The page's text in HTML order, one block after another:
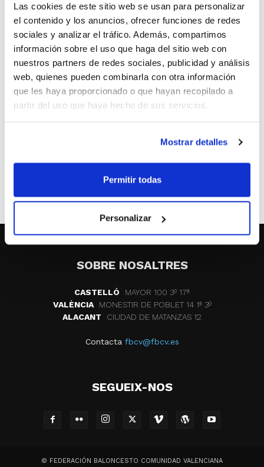
Las cookies de este sitio web se usan para personalizar
el contenido y los anuncios, ofrecer funciones de redes
sociales y analizar el tráfico. Además, compartimos
información sobre el uso que haga del sitio web con
nuestros partners de redes sociales, publicidad y análisis
web, quienes pueden combinarla con otra información
que les haya proporcionado o que hayan recopilado a
partir del uso que haya hecho de sus servicios.
Mostrar detalles
Permitir todas
Personalizar
El C.B. L'Horta Godella organiza unas Jornadas de
Puertas Abiertas para completar sus equipos Junior
Masculino Autonómico, Junior Masculino Preferente y
Junior Femenino.
Las Jornadas se desarrollarán a partir del lunes 15 de
septiembre.
contactar con el club a través del teléfono 600 679
SOBRE NOSALTRES
CASTELLÓ
MAYOR 100 3º 17ª
VALÈNCIA
MONESTIR DE POBLET 14 1ª 3º
ALACANT
CIUDAD DE MATANZAS 12
Contacta fbcv@fbcv.es
SEGUEIX-NOS
© FEDERACIÓN BALONCESTO COMUNIDAD VALENCIANA